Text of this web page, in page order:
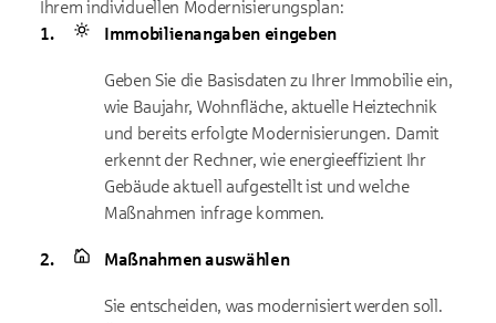
Ihrem individuellen Modernisierungsplan:
Immobilienangaben eingeben
Geben Sie die Basisdaten zu Ihrer Immobilie ein,
wie Baujahr, Wohnfläche, aktuelle Heiztechnik
und bereits erfolgte Modernisierungen. Damit
erkennt der Rechner, wie energieeffizient Ihr
Gebäude aktuell aufgestellt ist und welche
Maßnahmen infrage kommen.
Maßnahmen auswählen
Sie entscheiden, was modernisiert werden soll.